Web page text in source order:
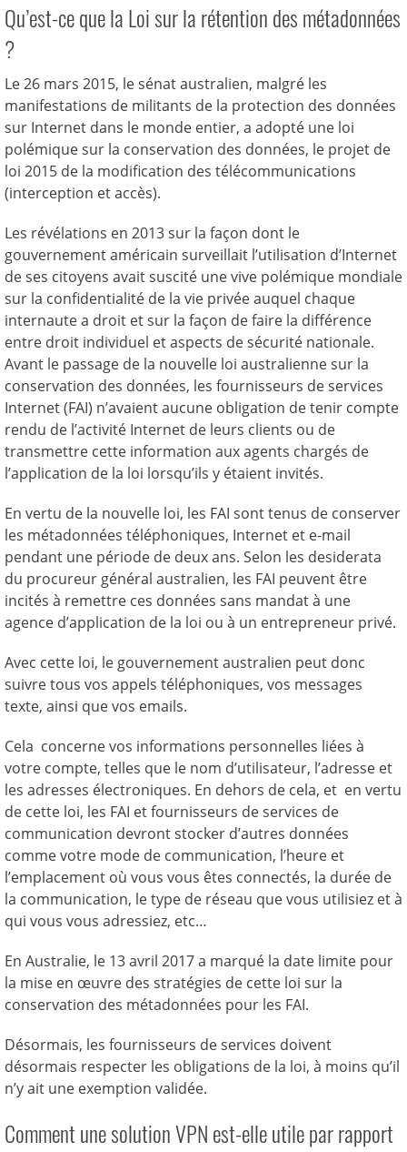
Qu’est-ce que la Loi sur la rétention des métadonnées
?
Le 26 mars 2015, le sénat australien, malgré les
manifestations de militants de la protection des données
sur Internet dans le monde entier, a adopté une loi
polémique sur la conservation des données, le projet de
loi 2015 de la modification des télécommunications
(interception et accès).
Les révélations en 2013 sur la façon dont le
gouvernement américain surveillait l’utilisation d’Internet
de ses citoyens avait suscité une vive polémique mondiale
sur la confidentialité de la vie privée auquel chaque
internaute a droit et sur la façon de faire la différence
entre droit individuel et aspects de sécurité nationale.
Avant le passage de la nouvelle loi australienne sur la
conservation des données, les fournisseurs de services
Internet (FAI) n’avaient aucune obligation de tenir compte
rendu de l’activité Internet de leurs clients ou de
transmettre cette information aux agents chargés de
l’application de la loi lorsqu’ils y étaient invités.
En vertu de la nouvelle loi, les FAI sont tenus de conserver
les métadonnées téléphoniques, Internet et e-mail
pendant une période de deux ans. Selon les desiderata
du procureur général australien, les FAI peuvent être
incités à remettre ces données sans mandat à une
agence d’application de la loi ou à un entrepreneur privé.
Avec cette loi, le gouvernement australien peut donc
suivre tous vos appels téléphoniques, vos messages
texte, ainsi que vos emails.
Cela concerne vos informations personnelles liées à
votre compte, telles que le nom d’utilisateur, l’adresse et
les adresses électroniques. En dehors de cela, et en vertu
de cette loi, les FAI et fournisseurs de services de
communication devront stocker d’autres données
comme votre mode de communication, l’heure et
l’emplacement où vous vous êtes connectés, la durée de
la communication, le type de réseau que vous utilisiez et à
qui vous vous adressiez, etc…
En Australie, le 13 avril 2017 a marqué la date limite pour
la mise en œuvre des stratégies de cette loi sur la
conservation des métadonnées pour les FAI.
Désormais, les fournisseurs de services doivent
désormais respecter les obligations de la loi, à moins qu’il
n’y ait une exemption validée.
Comment une solution VPN est-elle utile par rapport